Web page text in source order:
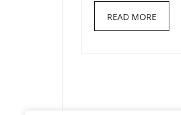
READ MORE